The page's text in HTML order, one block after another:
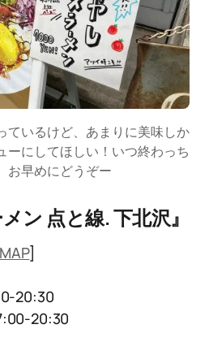
ているけど、あまりに美味しか
ーにしてほしい！いつ終わっち
お早めにどうぞー
ン 点と線. 下北沢』
]
20:30
20:30